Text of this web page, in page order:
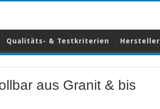
Qualitäts- & Testkriterien Hersteller
aus Granit & bis